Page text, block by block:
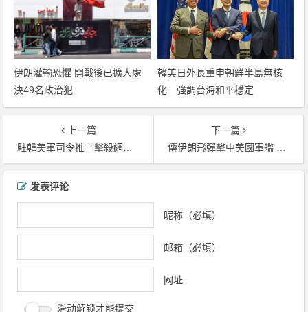
伊朗灌輸恐懼 開戰後已擴大處
決49名政治犯
韓美日外長重申朝鮮半島無核
化 強調台海和平穩定
上一篇
駐韓美軍司令推「擊殺網」 整合韓日菲軍力因應區域威脅
下一篇
傳伊朗飛彈擊中美國軍艦 油價應聲上漲約5% 但美方說法讓事情陷羅生門
文章导航
发表评论
昵称（必填）
邮箱（必填）
网址
滑动解锁才能提交